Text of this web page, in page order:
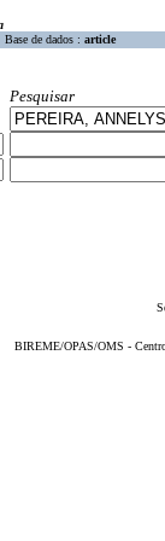
Base de dados : article
Pesquisar
BIREME/OPAS/OMS -